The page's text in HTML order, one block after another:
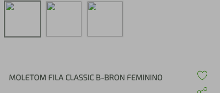
MOLETOM FILA CLASSIC B-BRON FEMININO
perfume